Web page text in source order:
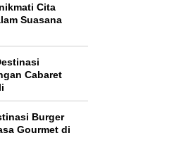
Cita
Suasana
Cabaret
Burger
Gourmet di